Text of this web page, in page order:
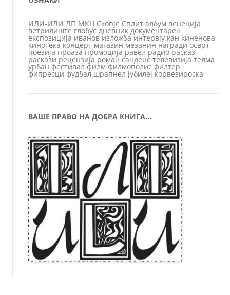
ИЛИ-ИЛИ ЛП МКЦ Скопје Сплит албум венеција
ветрилиште глобус дневник документарен
експозиција иванов изложба интервју кан киненова
кинотека концерт магазин мезанин награди осврт
поезија проаза промоција равел радио расказ
раскази рецензија роман санденс телевизија телма
урбан фестивал филм филмополис филтер
фипресци фудбал шрапнел јубилеј ќорвезироска
ВАШЕ ПРАВО НА ДОБРА КНИГА…